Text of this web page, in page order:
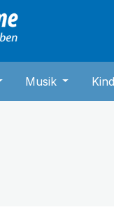
oder Schließe
Musik Öffne